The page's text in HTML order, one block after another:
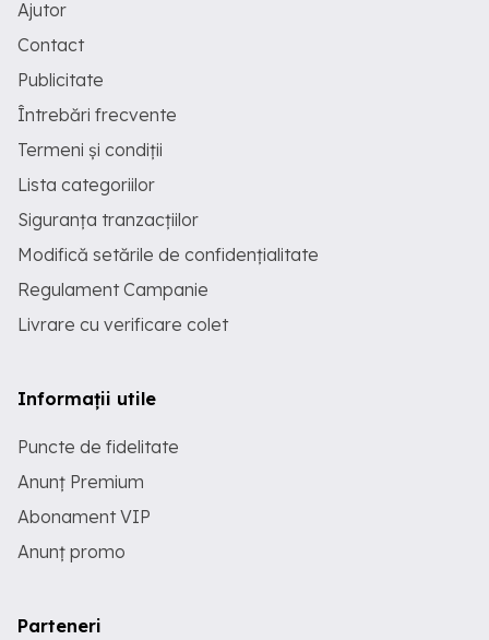
Ajutor
Contact
Publicitate
Întrebări frecvente
Termeni și condiții
Lista categoriilor
Siguranța tranzacțiilor
Modifică setările de confidențialitate
Regulament Campanie
Livrare cu verificare colet
Informații utile
Puncte de fidelitate
Anunț Premium
Abonament VIP
Anunț promo
Parteneri